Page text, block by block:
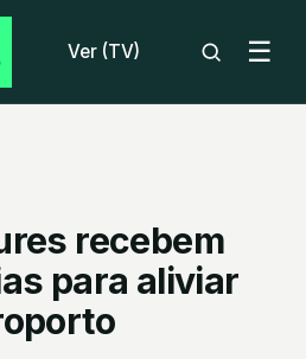
Ver (TV) ☰
recebem
para aliviar